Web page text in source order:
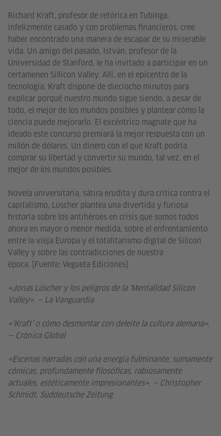
Richard Kraft, profesor de retórica en Tubinga,
infelizmente casado y con problemas financieros, cree
haber encontrado una manera de escapar de su miserable
vida. Un amigo del pasado, István, profesor de la
Universidad de Stanford, le ha invitado a participar en un
certamenen Sillicon Valley. Allí, en el epicentro de la
tecnología, Kraft dispone de dieciocho minutos para
explicar porqué nuestro mundo sigue siendo, a pesar de
todo, el mejor de los mundos posibles y plantear cómo la
ciencia puede mejorarlo. El excéntrico magnate que ha
ideado este concurso premiará la mejor respuesta con un
millón de dólares. Un dinero con el que Kraft podría
comprar su libertad y convertir su mundo, tal vez, en el
mejor de los mundos posibles.
Novela universitaria, sátira erudita y dura crítica contra el
capitalismo, Lüscher plantea una divertida y furiosa
historia sobre los antihéroes en crisis que somos todos
ahora en mayor o menor medida, sobre el enfrentamiento
entre la vieja Europa y el totalitarismo digital de Silicon
Valley y sobre las contradicciones de nuestra
época. [Fuente: Vegueta Ediciones]
«Jonas Lüscher y los peligros de la ‘Mentalidad Silicon
Valley». — La Vanguardia
«‘Kraft’ o cómo desmontar con deleite la cultura alemana».
— Crónica Global
«Escenas narradas con una energía fulminante, sumamente
cómicas, profundamente filosóficas, rabiosamente
actuales, estéticamente impresionantes». — Christopher
Schmidt, Süddeutsche Zeitung